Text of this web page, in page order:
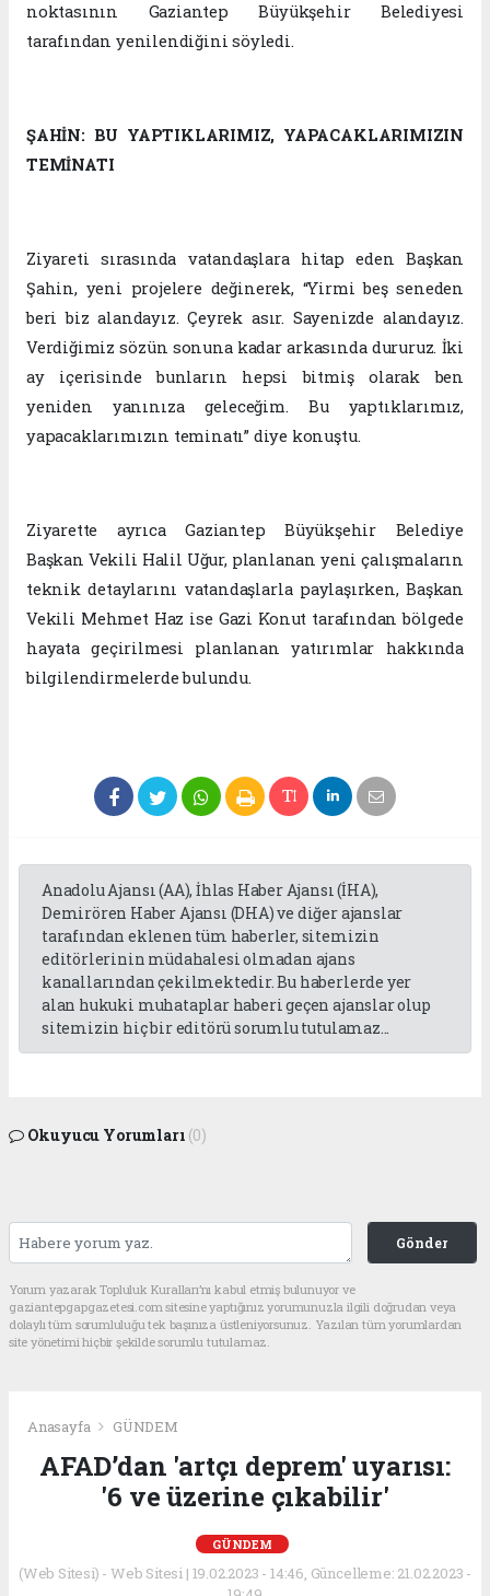
noktasının Gaziantep Büyükşehir Belediyesi
tarafından yenilendiğini söyledi.
ŞAHİN: BU YAPTIKLARIMIZ, YAPACAKLARIMIZIN
TEMİNATI
Ziyareti sırasında vatandaşlara hitap eden Başkan
Şahin, yeni projelere değinerek, “Yirmi beş seneden
beri biz alandayız. Çeyrek asır. Sayenizde alandayız.
Verdiğimiz sözün sonuna kadar arkasında dururuz. İki
ay içerisinde bunların hepsi bitmiş olarak ben
yeniden yanınıza geleceğim. Bu yaptıklarımız,
yapacaklarımızın teminatı” diye konuştu.
Ziyarette ayrıca Gaziantep Büyükşehir Belediye
Başkan Vekili Halil Uğur, planlanan yeni çalışmaların
teknik detaylarını vatandaşlarla paylaşırken, Başkan
Vekili Mehmet Haz ise Gazi Konut tarafından bölgede
hayata geçirilmesi planlanan yatırımlar hakkında
bilgilendirmelerde bulundu.
Anadolu Ajansı (AA), İhlas Haber Ajansı (İHA),
Demirören Haber Ajansı (DHA) ve diğer ajanslar
tarafından eklenen tüm haberler, sitemizin
editörlerinin müdahalesi olmadan ajans
kanallarından çekilmektedir. Bu haberlerde yer
alan hukuki muhataplar haberi geçen ajanslar olup
sitemizin hiç bir editörü sorumlu tutulamaz...
Okuyucu Yorumları (0)
Gönder
Yorum yazarak Topluluk Kuralları’nı kabul etmiş bulunuyor ve
gaziantepgapgazetesi.com sitesine yaptığınız yorumunuzla ilgili doğrudan veya
dolaylı tüm sorumluluğu tek başınıza üstleniyorsunuz. Yazılan tüm yorumlardan
site yönetimi hiçbir şekilde sorumlu tutulamaz.
Anasayfa GÜNDEM
AFAD’dan 'artçı deprem' uyarısı:
'6 ve üzerine çıkabilir'
GÜNDEM
(Web Sitesi) - Web Sitesi | 19.02.2023 - 14:46, Güncelleme: 21.02.2023 -